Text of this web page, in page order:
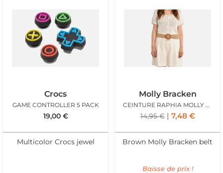
Crocs
GAME CONTROLLER 5 PACK
19,00 €
Multicolor Crocs jewel
Molly Bracken
CEINTURE RAPHIA MOLLY BOUCLE COQUILLAGE
14,95€ 7,48 €
Brown Molly Bracken belt
Baisse de prix !